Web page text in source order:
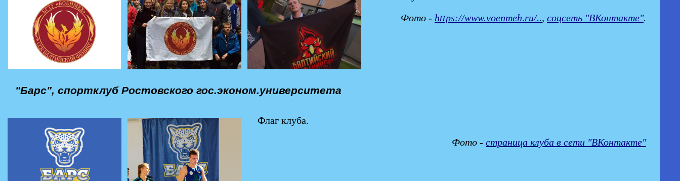
Фото - https://www.voenmeh.ru/.., соцсеть "ВКонтакте".
"Барс", спортклуб Ростовского гос.эконом.университета
Флаг клуба.
Фото - страница клуба в сети "ВКонтакте"